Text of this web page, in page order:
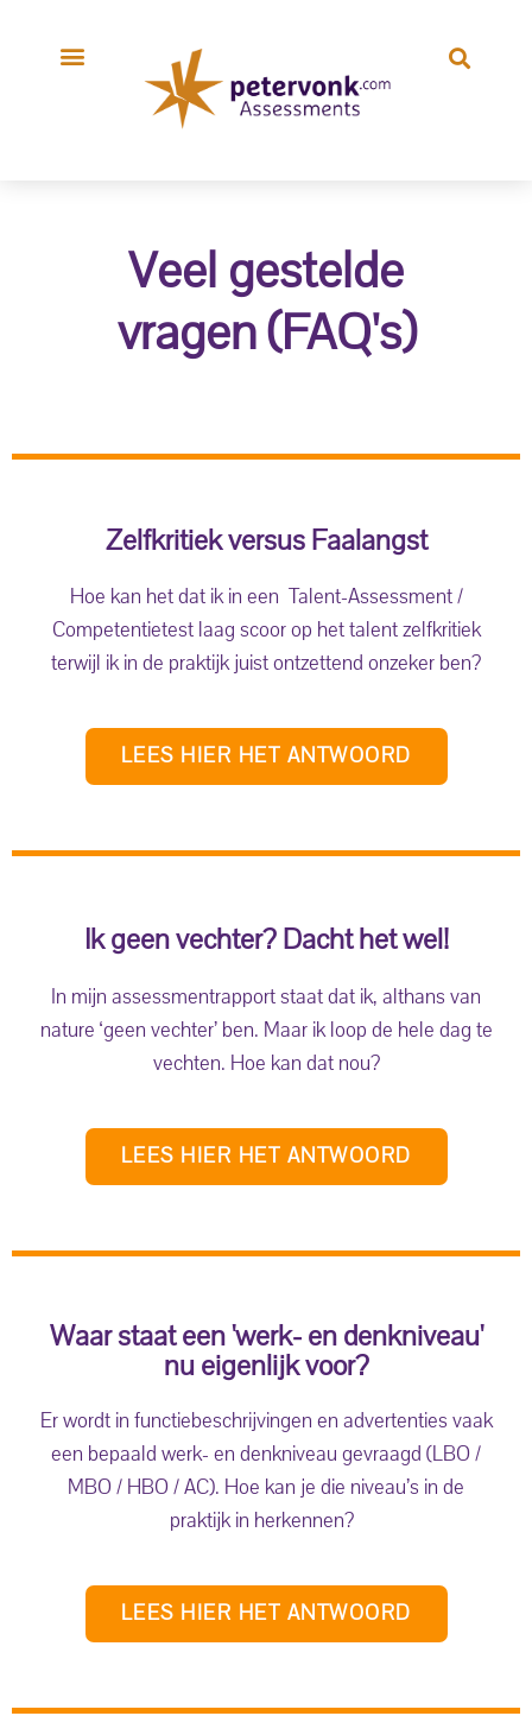
Veel gestelde
vragen (FAQ's)
Zelfkritiek versus Faalangst
Hoe kan het dat ik in een Talent-Assessment /
Competentietest laag scoor op het talent zelfkritiek
terwijl ik in de praktijk juist ontzettend onzeker ben?
LEES HIER HET ANTWOORD
Ik geen vechter? Dacht het wel!
In mijn assessmentrapport staat dat ik, althans van
nature ‘geen vechter’ ben. Maar ik loop de hele dag te
vechten. Hoe kan dat nou?
LEES HIER HET ANTWOORD
Waar staat een 'werk- en denkniveau'
nu eigenlijk voor?
Er wordt in functiebeschrijvingen en advertenties vaak
een bepaald werk- en denkniveau gevraagd (LBO /
MBO / HBO / AC). Hoe kan je die niveau’s in de
praktijk in herkennen?
LEES HIER HET ANTWOORD